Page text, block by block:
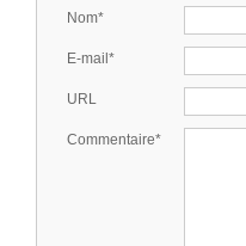
Nom*
E-mail*
URL
Commentaire*